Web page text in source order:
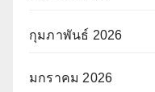
กุมภาพันธ์ 2026
มกราคม 2026